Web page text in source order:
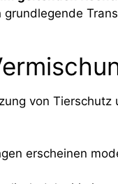
von
erscheinen